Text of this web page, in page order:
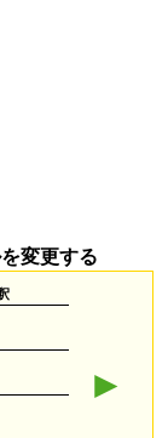
変更する
►